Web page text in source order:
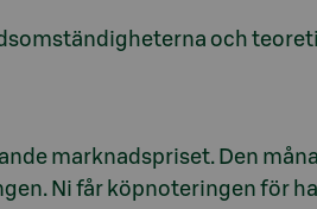
och
marknadspriset. Den
Ni får köpnoteringen för